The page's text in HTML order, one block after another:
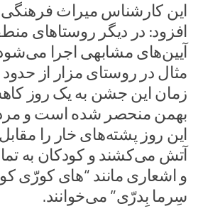
این کارشناس میراث
افزود: در دیگر روستاهای
آیین‌های مشابهی اجرا
مثال در روستای مزار از
زمان این جشن به یک روز
بهمن منحصر شده است و
این روز پشته‌های خار را
آتش می‌کشند و کودکان به
و اشعاری مانند “های کورّی
سِرما بِدرّی” می‌خوانند.